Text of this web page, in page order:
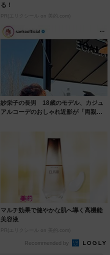
る！
PR(エリクシール on 美的.com)
紗栄子の長男 18歳のモデル、カジュ
アルコーデのおしゃれ近影が「両親の
マルチ効果で健やかな肌へ導く高機能
美容液
PR(エリクシール on 美的.com)
Recommended by